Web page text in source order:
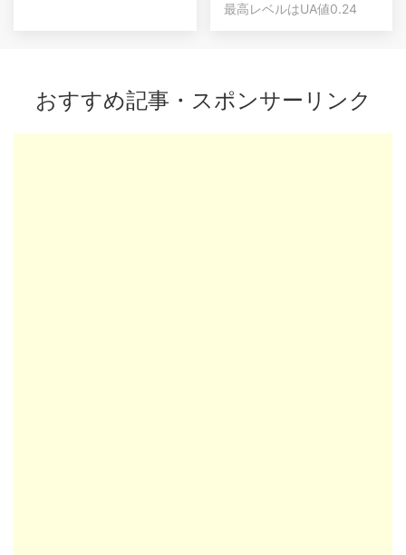
最高レベルはUA値0.24
おすすめ記事・スポンサーリンク